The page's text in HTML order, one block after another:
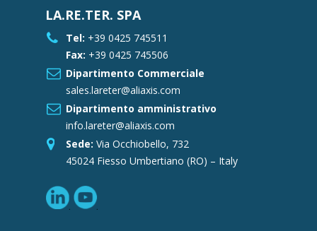
LA.RE.TER. SPA
Tel: +39 0425 745511
Fax: +39 0425 745506
Dipartimento Commerciale
sales.lareter@aliaxis.com
Dipartimento amministrativo
info.lareter@aliaxis.com
Sede: Via Occhiobello, 732
45024 Fiesso Umbertiano (RO) – Italy